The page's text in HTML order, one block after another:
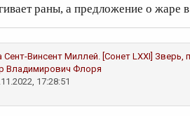
раны, а предложение о жаре
Сент-Винсент Миллей. [Сонет LXXI]
Владимирович Флоря
17:28:51